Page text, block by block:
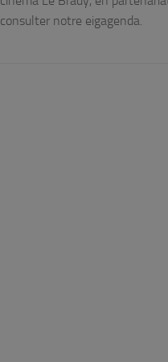
consulter notre eigagenda.